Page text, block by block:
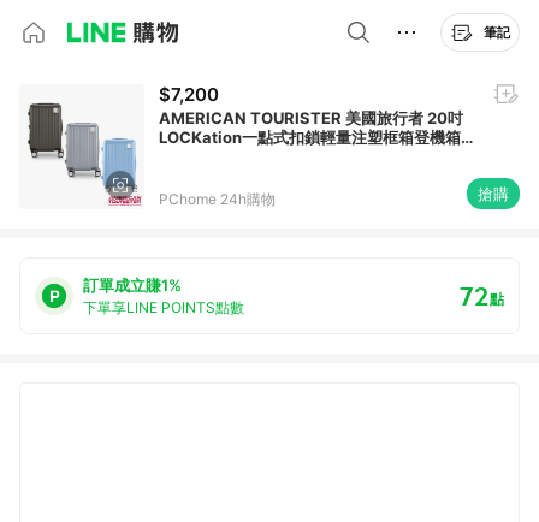
筆記
$7,200
AMERICAN TOURISTER 美國旅行者 20吋
LOCKation一點式扣鎖輕量注塑框箱登機箱
PChome 24h購物 搶購
訂單成立賺1%
下單享LINE POINTS點數 72點